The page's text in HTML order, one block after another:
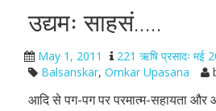
उद्यमः साहसं…..
May 1, 2011 221 ऋषि प्रसादः मई
Balsanskar, Omkar Upasana
आदि से पग-पग पर परमात्म-सहायता